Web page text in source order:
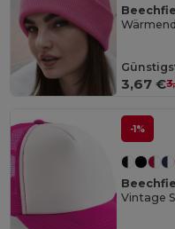
3,67 €
-1%
Vintage